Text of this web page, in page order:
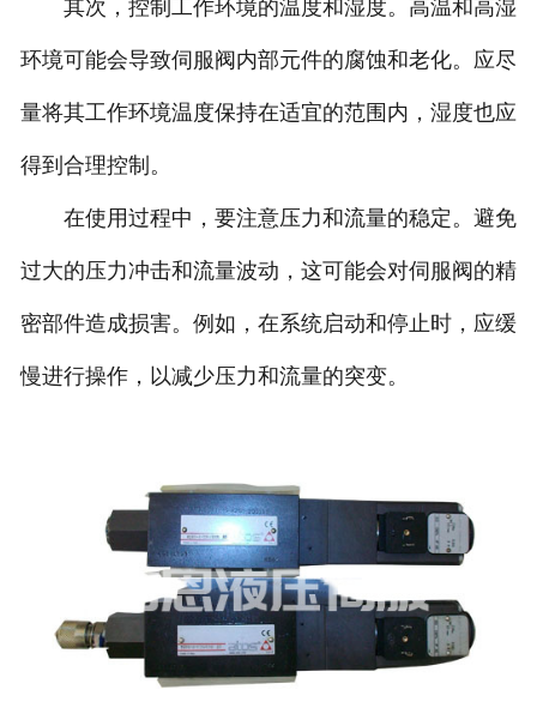
其次，控制工作环境的温度和湿度。高温和高湿
环境可能会导致伺服阀内部元件的腐蚀和老化。应尽
量将其工作环境温度保持在适宜的范围内，湿度也应
得到合理控制。
在使用过程中，要注意压力和流量的稳定。避免
过大的压力冲击和流量波动，这可能会对伺服阀的精
密部件造成损害。例如，在系统启动和停止时，应缓
慢进行操作，以减少压力和流量的突变。